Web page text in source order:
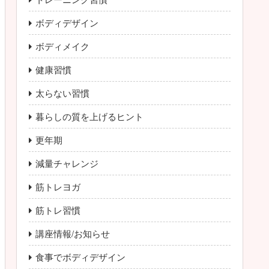
ボディデザイン
ボディメイク
健康習慣
太らない習慣
暮らしの質を上げるヒント
更年期
減量チャレンジ
筋トレヨガ
筋トレ習慣
講座情報/お知らせ
食事でボディデザイン